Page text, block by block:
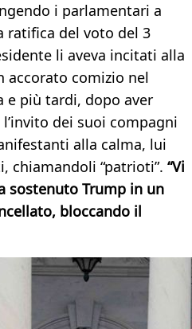
i parlamentari a
ratifica del voto del 3
li aveva incitati alla
accorato comizio nel
e più tardi, dopo aver
dei suoi compagni
alla calma, lui
chiamandoli “patrioti”. “Vi
sostenuto Trump in un
bloccando il